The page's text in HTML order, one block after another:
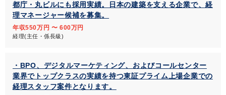
都庁・丸ビルにも採用実績。日本の建築を支える企業で、経
理マネージャー候補を募集。
年収550万円 〜 600万円
経理(主任・係長級)
・BPO、デジタルマーケティング、およびコールセンター
業界でトップクラスの実績を持つ東証プライム上場企業での
経理スタッフ案件となります。